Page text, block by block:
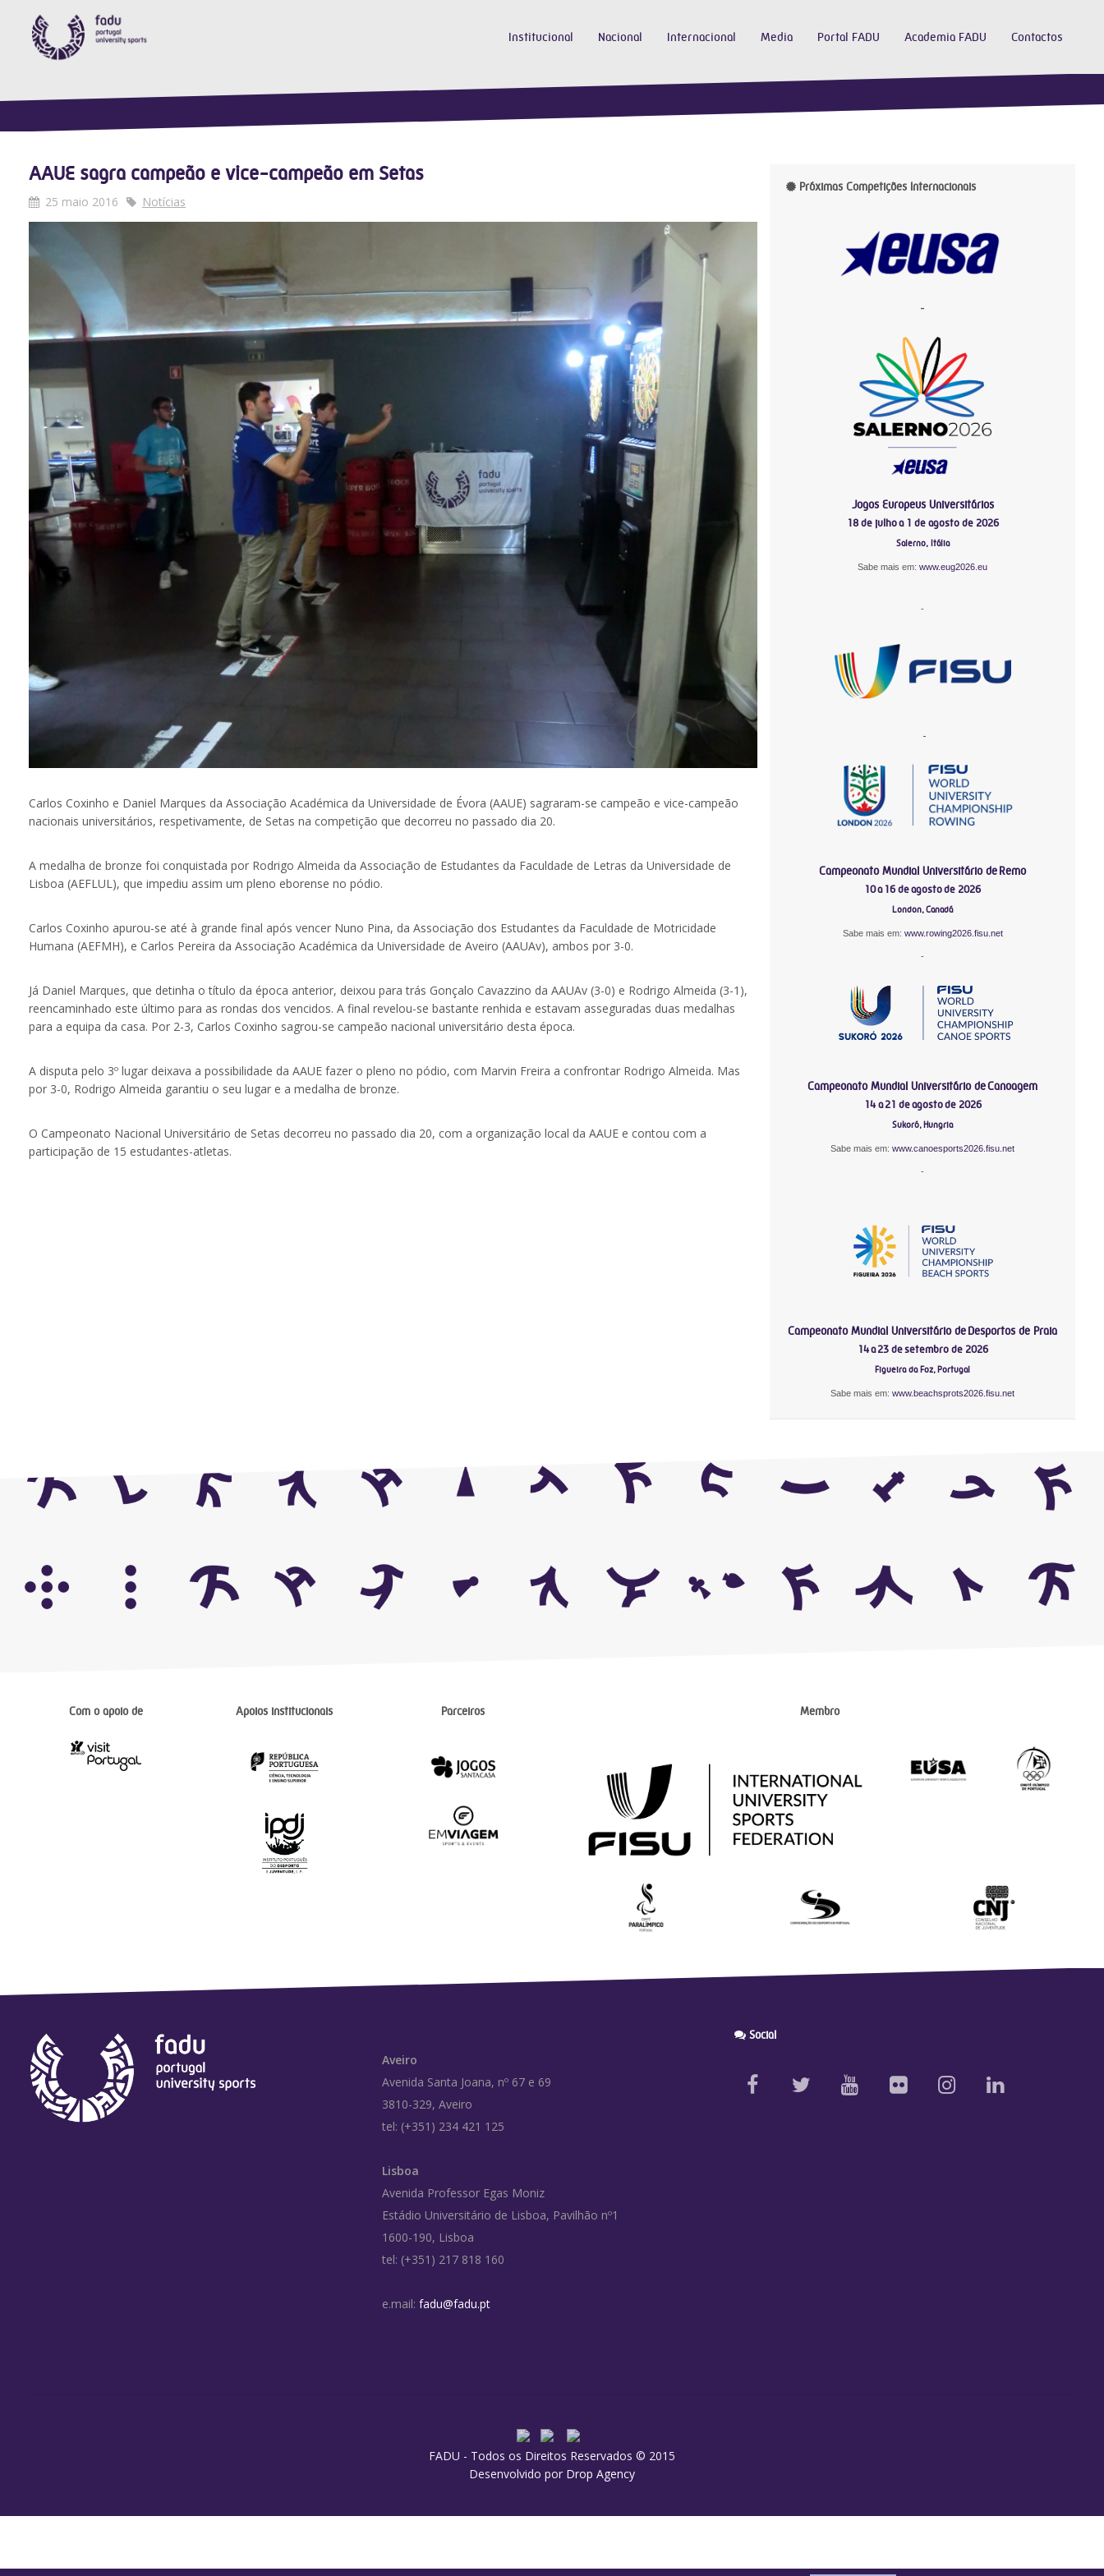
Institucional Nacional Internacional Media Portal FADU Academia FADU Contactos
AAUE sagra campeão e vice-campeão em Setas
25 maio 2016 Notícias
Carlos Coxinho e Daniel Marques da Associação Académica da Universidade de Évora (AAUE) sagraram-se campeão e vice-campeão
nacionais universitários, respetivamente, de Setas na competição que decorreu no passado dia 20.
A medalha de bronze foi conquistada por Rodrigo Almeida da Associação de Estudantes da Faculdade de Letras da Universidade de
Lisboa (AEFLUL), que impediu assim um pleno eborense no pódio.
Carlos Coxinho apurou-se até à grande final após vencer Nuno Pina, da Associação dos Estudantes da Faculdade de Motricidade
Humana (AEFMH), e Carlos Pereira da Associação Académica da Universidade de Aveiro (AAUAv), ambos por 3-0.
Já Daniel Marques, que detinha o título da época anterior, deixou para trás Gonçalo Cavazzino da AAUAv (3-0) e Rodrigo Almeida (3-1),
reencaminhado este último para as rondas dos vencidos. A final revelou-se bastante renhida e estavam asseguradas duas medalhas
para a equipa da casa. Por 2-3, Carlos Coxinho sagrou-se campeão nacional universitário desta época.
A disputa pelo 3º lugar deixava a possibilidade da AAUE fazer o pleno no pódio, com Marvin Freira a confrontar Rodrigo Almeida. Mas
por 3-0, Rodrigo Almeida garantiu o seu lugar e a medalha de bronze.
O Campeonato Nacional Universitário de Setas decorreu no passado dia 20, com a organização local da AAUE e contou com a
participação de 15 estudantes-atletas.
Próximas Competições Internacionais
-
Jogos Europeus Universitários
18 de julho a 1 de agosto de 2026
Salerno, Itália
Sabe mais em:www.eug2026.eu
-
-
Campeonato Mundial Universitário de Remo
10 a 16 de agosto de 2026
London, Canadá
Sabe mais em: www.rowing2026.fisu.net
-
Campeonato Mundial Universitário de Canoagem
14 a 21 de agosto de 2026
Sukoró, Hungria
Sabe mais em:www.canoesports2026.fisu.net
-
Campeonato Mundial Universitário de Desportos de Praia
14 a 23 de setembro de 2026
Figueira da Foz, Portugal
Sabe mais em:www.beachsprots2026.fisu.net
Com o apoio de Apoios institucionais Parceiros Membro
Aveiro
Avenida Santa Joana, nº 67 e 69
3810-329, Aveiro
tel: (+351) 234 421 125
Lisboa
Avenida Professor Egas Moniz
Estádio Universitário de Lisboa, Pavilhão nº1
1600-190, Lisboa
tel: (+351) 217 818 160
e.mail: fadu@fadu.pt
Social
FADU - Todos os Direitos Reservados © 2015
Desenvolvido por Drop Agency